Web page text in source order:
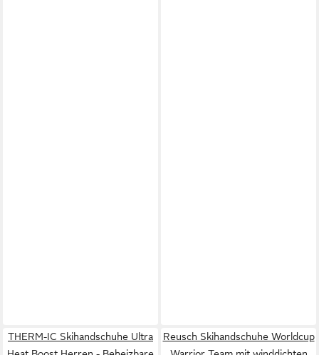
THERM-IC Skihandschuhe Ultra
Reusch Skihandschuhe Worldcup